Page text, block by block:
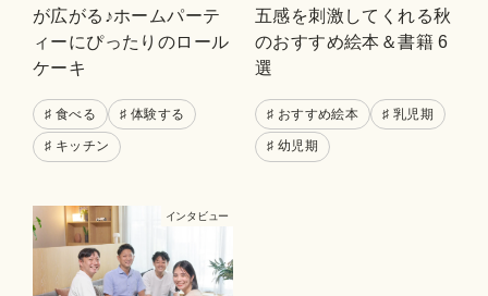
が広がる♪ホームパーテ
ィーにぴったりのロール
ケーキ
♯ 食べる ♯ 体験する
♯ キッチン
五感を刺激してくれる秋
のおすすめ絵本＆書籍 6
選
♯ おすすめ絵本 ♯ 乳児期
♯ 幼児期
インタビュー